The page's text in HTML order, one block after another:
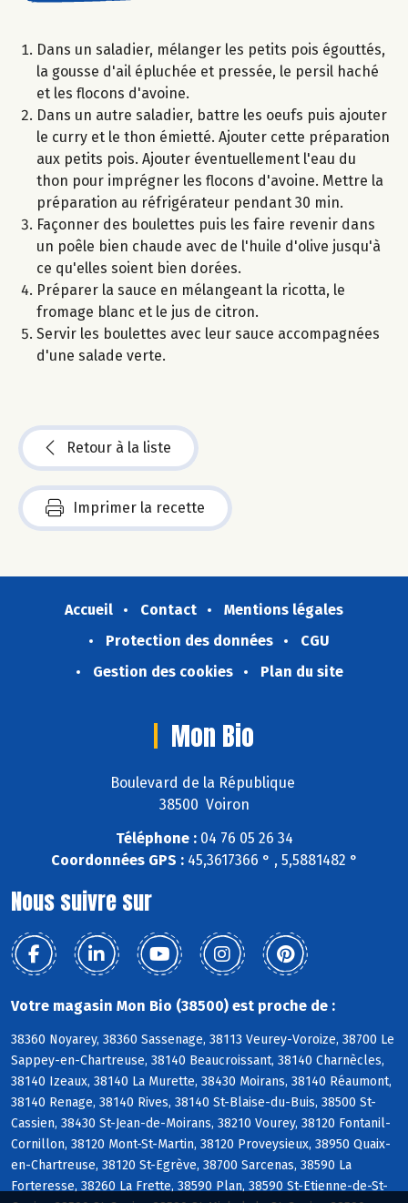
Dans un saladier, mélanger les petits pois égouttés,
la gousse d'ail épluchée et pressée, le persil haché
et les flocons d'avoine.
Dans un autre saladier, battre les oeufs puis ajouter
le curry et le thon émietté. Ajouter cette préparation
aux petits pois. Ajouter éventuellement l'eau du
thon pour imprégner les flocons d'avoine. Mettre la
préparation au réfrigérateur pendant 30 min.
Façonner des boulettes puis les faire revenir dans
un poêle bien chaude avec de l'huile d'olive jusqu'à
ce qu'elles soient bien dorées.
Préparer la sauce en mélangeant la ricotta, le
fromage blanc et le jus de citron.
Servir les boulettes avec leur sauce accompagnées
d'une salade verte.
Retour à la liste
Imprimer la recette
Accueil Contact
Mentions légales
Protection des données
CGU
Gestion des cookies
Plan du site
Mon Bio
Boulevard de la République
38500 Voiron
Téléphone :04 76 05 26 34
Coordonnées GPS :45,3617366 ° , 5,5881482 °
Nous suivre sur
Votre magasin Mon Bio (38500) est proche de :
38360 Noyarey, 38360 Sassenage, 38113 Veurey-Voroize, 38700 Le
Sappey-en-Chartreuse, 38140 Beaucroissant, 38140 Charnècles,
38140 Izeaux, 38140 La Murette, 38430 Moirans, 38140 Réaumont,
38140 Renage, 38140 Rives, 38140 St-Blaise-du-Buis, 38500 St-
Cassien, 38430 St-Jean-de-Moirans, 38210 Vourey, 38120 Fontanil-
Cornillon, 38120 Mont-St-Martin, 38120 Proveysieux, 38950 Quaix-
en-Chartreuse, 38120 St-Egrève, 38700 Sarcenas, 38590 La
Forteresse, 38260 La Frette, 38590 Plan, 38590 St-Etienne-de-St-